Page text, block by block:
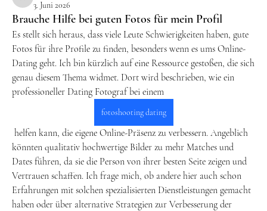
allenreaves84
3. Juni 2026
Brauche Hilfe bei guten Fotos für mein Profil
Es stellt sich heraus, dass viele Leute Schwierigkeiten haben, gute
Fotos für ihre Profile zu finden, besonders wenn es ums Online-
Dating geht. Ich bin kürzlich auf eine Ressource gestoßen, die sich
genau diesem Thema widmet. Dort wird beschrieben, wie ein
professioneller Dating Fotograf bei einem
fotoshooting dating
könnten qualitativ hochwertige Bilder zu mehr Matches und
Dates führen, da sie die Person von ihrer besten Seite zeigen und
Vertrauen schaffen. Ich frage mich, ob andere hier auch schon
Erfahrungen mit solchen spezialisierten Dienstleistungen gemacht
haben oder über alternative Strategien zur Verbesserung der